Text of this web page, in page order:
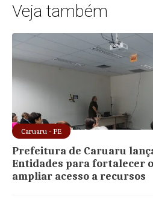
Veja também
Caruaru - PE
Prefeitura de Caruaru
Entidades para fortalecer
ampliar acesso a recursos